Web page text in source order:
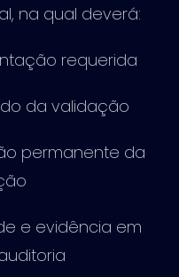
na qual deverá:
requerida
da validação
permanente da
e evidência em